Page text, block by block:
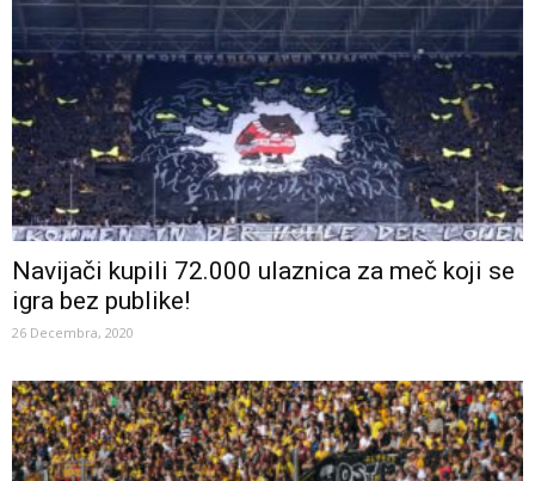
Navijači kupili 72.000 ulaznica za meč koji se
igra bez publike!
26 Decembra, 2020